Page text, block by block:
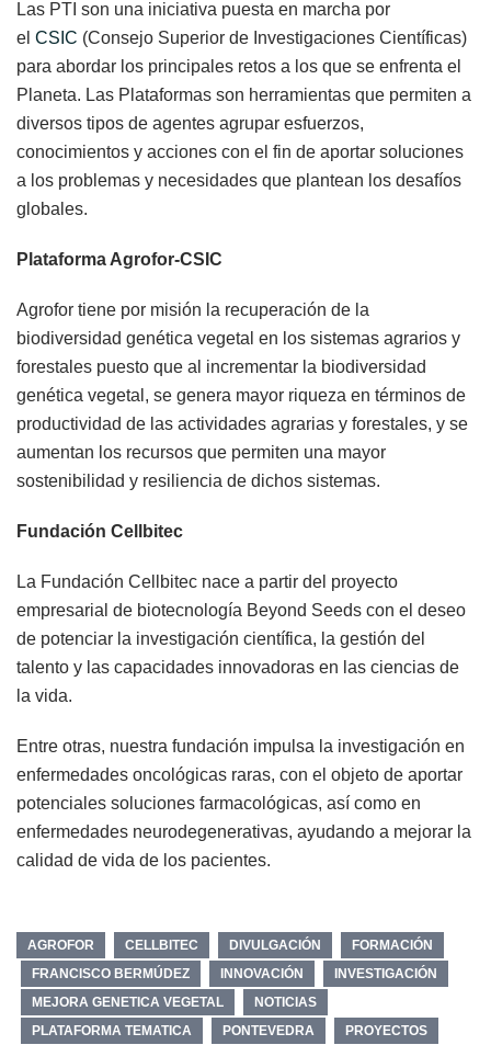
Las PTI son una iniciativa puesta en marcha por
el CSIC (Consejo Superior de Investigaciones Científicas)
para abordar los principales retos a los que se enfrenta el
Planeta. Las Plataformas son herramientas que permiten a
diversos tipos de agentes agrupar esfuerzos,
conocimientos y acciones con el fin de aportar soluciones
a los problemas y necesidades que plantean los desafíos
globales.
Plataforma Agrofor-CSIC
Agrofor tiene por misión la recuperación de la
biodiversidad genética vegetal en los sistemas agrarios y
forestales puesto que al incrementar la biodiversidad
genética vegetal, se genera mayor riqueza en términos de
productividad de las actividades agrarias y forestales, y se
aumentan los recursos que permiten una mayor
sostenibilidad y resiliencia de dichos sistemas.
Fundación Cellbitec
La Fundación Cellbitec nace a partir del proyecto
empresarial de biotecnología Beyond Seeds con el deseo
de potenciar la investigación científica, la gestión del
talento y las capacidades innovadoras en las ciencias de
la vida.
Entre otras, nuestra fundación impulsa la investigación en
enfermedades oncológicas raras, con el objeto de aportar
potenciales soluciones farmacológicas, así como en
enfermedades neurodegenerativas, ayudando a mejorar la
calidad de vida de los pacientes.
AGROFOR CELLBITEC DIVULGACIÓN
FORMACIÓN
FRANCISCO BERMÚDEZ
INNOVACIÓN
INVESTIGACIÓN
MEJORA GENETICA VEGETAL
NOTICIAS
PLATAFORMA TEMATICA
PONTEVEDRA
PROYECTOS